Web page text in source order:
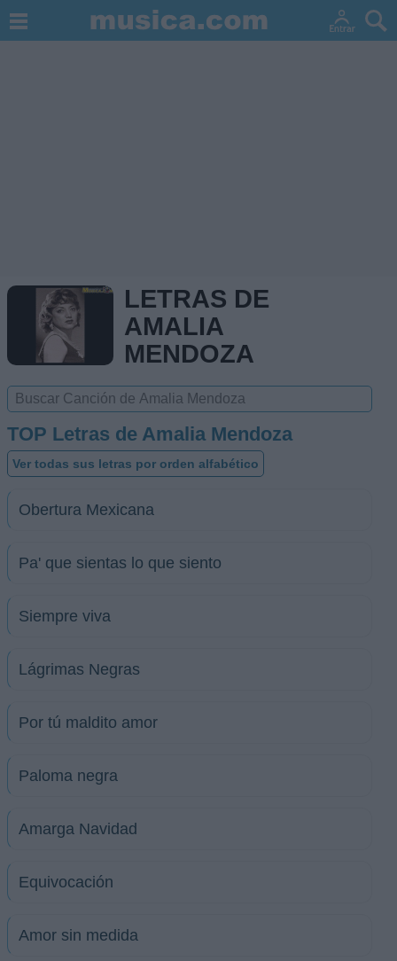
LETRAS DE
AMALIA
MENDOZA
TOP Letras de Amalia Mendoza
Ver todas sus letras por orden alfabético
Obertura Mexicana
Pa' que sientas lo que siento
Siempre viva
Lágrimas Negras
Por tú maldito amor
Paloma negra
Amarga Navidad
Equivocación
Amor sin medida